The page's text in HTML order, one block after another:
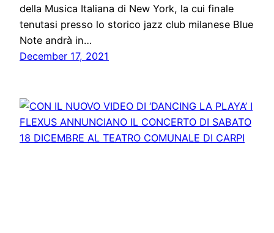
della Musica Italiana di New York, la cui finale
tenutasi presso lo storico jazz club milanese Blue
Note andrà in…
December 17, 2021